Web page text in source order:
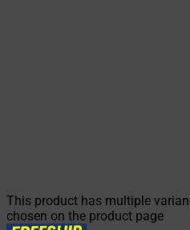
This product has multiple
chosen on the product page